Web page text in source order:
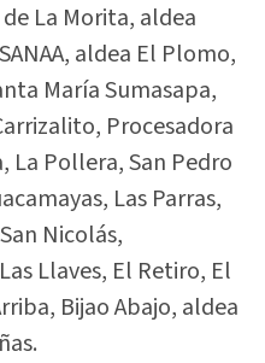
La Morita, aldea
aldea El Plomo,
María Sumasapa,
Procesadora
La Pollera, San Pedro
Las Parras,
Nicolás,
Llaves, El Retiro, El
Bijao Abajo, aldea